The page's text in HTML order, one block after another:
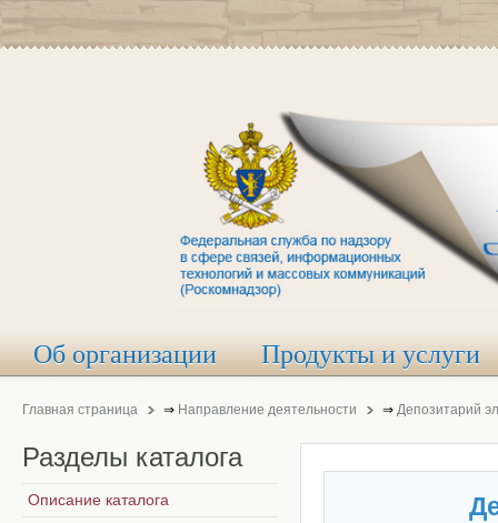
Об организации Продукты и услуги
Главная страница ⇒ Направление деятельности ⇒ Депозитарий
Разделы каталога
Описание каталога